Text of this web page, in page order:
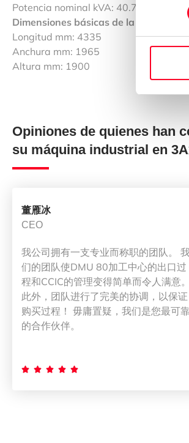
Potencia nominal kVA: 40.72
Dimensiones básicas de la máquina /
Longitud mm: 4335
Anchura mm: 1965
Altura mm: 1900
Opiniones de quienes han
su máquina industrial en
董雁冰
CEO
我公司拥有一支专业而称职的团队。
们的团队使DMU 80加工中心的出口过
程和CCIC的管理变得简单而令人满意。
此外，团队进行了完美的协调，以保证
购买过程！ 毋庸置疑，我们是您最可靠
的合作伙伴。
    